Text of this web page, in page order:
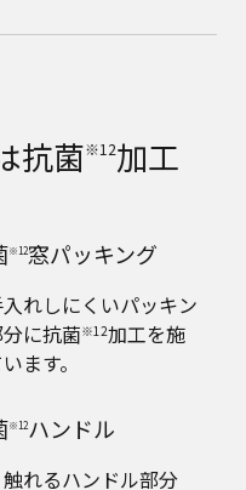
抗菌※12加工
※12窓パッキング
れしにくいパッキン
に抗菌※12加工を施
ます。
※12ハンドル
触れるハンドル部分